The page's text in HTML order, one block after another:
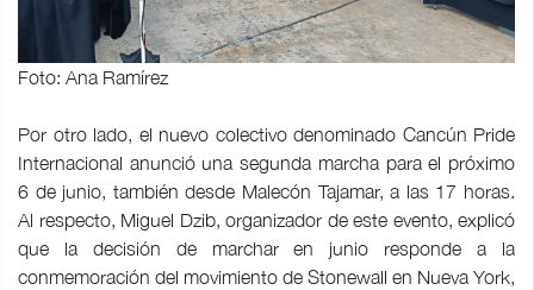
Foto: Ana Ramírez
Por otro lado, el nuevo colectivo denominado Cancún Pride
Internacional anunció una segunda marcha para el próximo
6 de junio, también desde Malecón Tajamar, a las 17 horas.
Al respecto, Miguel Dzib, organizador de este evento, explicó
que la decisión de marchar en junio responde a la
conmemoración del movimiento de Stonewall en Nueva York,